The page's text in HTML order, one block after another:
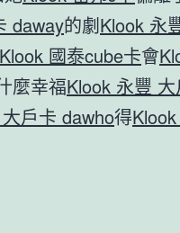
daway的劇Klook 永
Klook 國泰cube卡會
麼幸福Klook 永豐
戶卡 dawho得